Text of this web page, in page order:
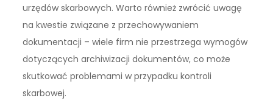
urzędów skarbowych. Warto również zwrócić uwagę
na kwestie związane z przechowywaniem
dokumentacji – wiele firm nie przestrzega wymogów
dotyczących archiwizacji dokumentów, co może
skutkować problemami w przypadku kontroli
skarbowej.